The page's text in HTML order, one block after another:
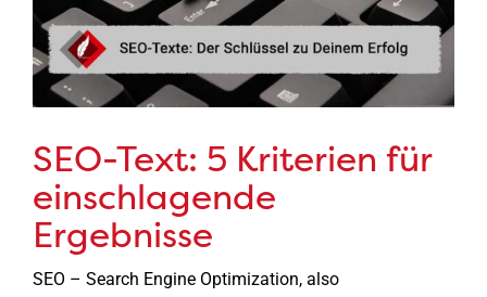
SEO-Text: 5 Kriterien für
einschlagende
Ergebnisse
SEO – Search Engine Optimization, also